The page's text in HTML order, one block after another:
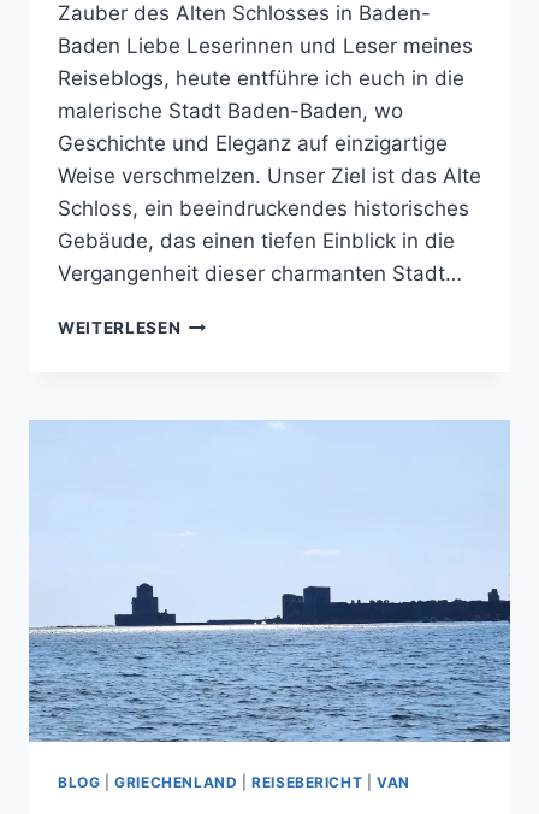
Zauber des Alten Schlosses in Baden-
Baden Liebe Leserinnen und Leser meines
Reiseblogs, heute entführe ich euch in die
malerische Stadt Baden-Baden, wo
Geschichte und Eleganz auf einzigartige
Weise verschmelzen. Unser Ziel ist das Alte
Schloss, ein beeindruckendes historisches
Gebäude, das einen tiefen Einblick in die
Vergangenheit dieser charmanten Stadt…
WEITERLESEN AUSFLUG
BLOG |GRIECHENLAND |REISEBERICHT |VAN